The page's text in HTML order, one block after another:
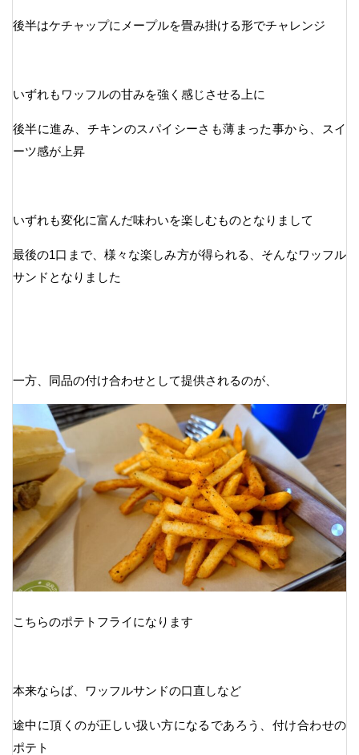
後半はケチャップにメープルを畳み掛ける形でチャレンジ
いずれもワッフルの甘みを強く感じさせる上に
後半に進み、チキンのスパイシーさも薄まった事から、スイ
ーツ感が上昇
いずれも変化に富んだ味わいを楽しむものとなりまして
最後の1口まで、様々な楽しみ方が得られる、そんなワッフル
サンドとなりました
一方、同品の付け合わせとして提供されるのが、
こちらのポテトフライになります
本来ならば、ワッフルサンドの口直しなど
途中に頂くのが正しい扱い方になるであろう、付け合わせの
ポテト